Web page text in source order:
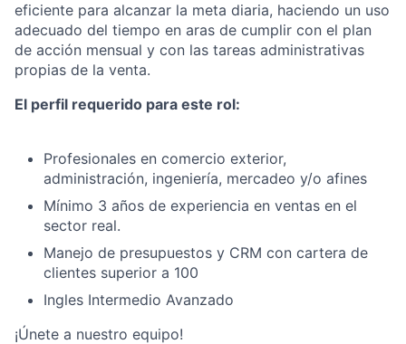
eficiente para alcanzar la meta diaria, haciendo un uso
adecuado del tiempo en aras de cumplir con el plan
de acción mensual y con las tareas administrativas
propias de la venta.
El perfil requerido para este rol:
Profesionales en comercio exterior,
administración, ingeniería, mercadeo y/o afines
Mínimo 3 años de experiencia en ventas en el
sector real.
Manejo de presupuestos y CRM con cartera de
clientes superior a 100
Ingles Intermedio Avanzado
¡Únete a nuestro equipo!